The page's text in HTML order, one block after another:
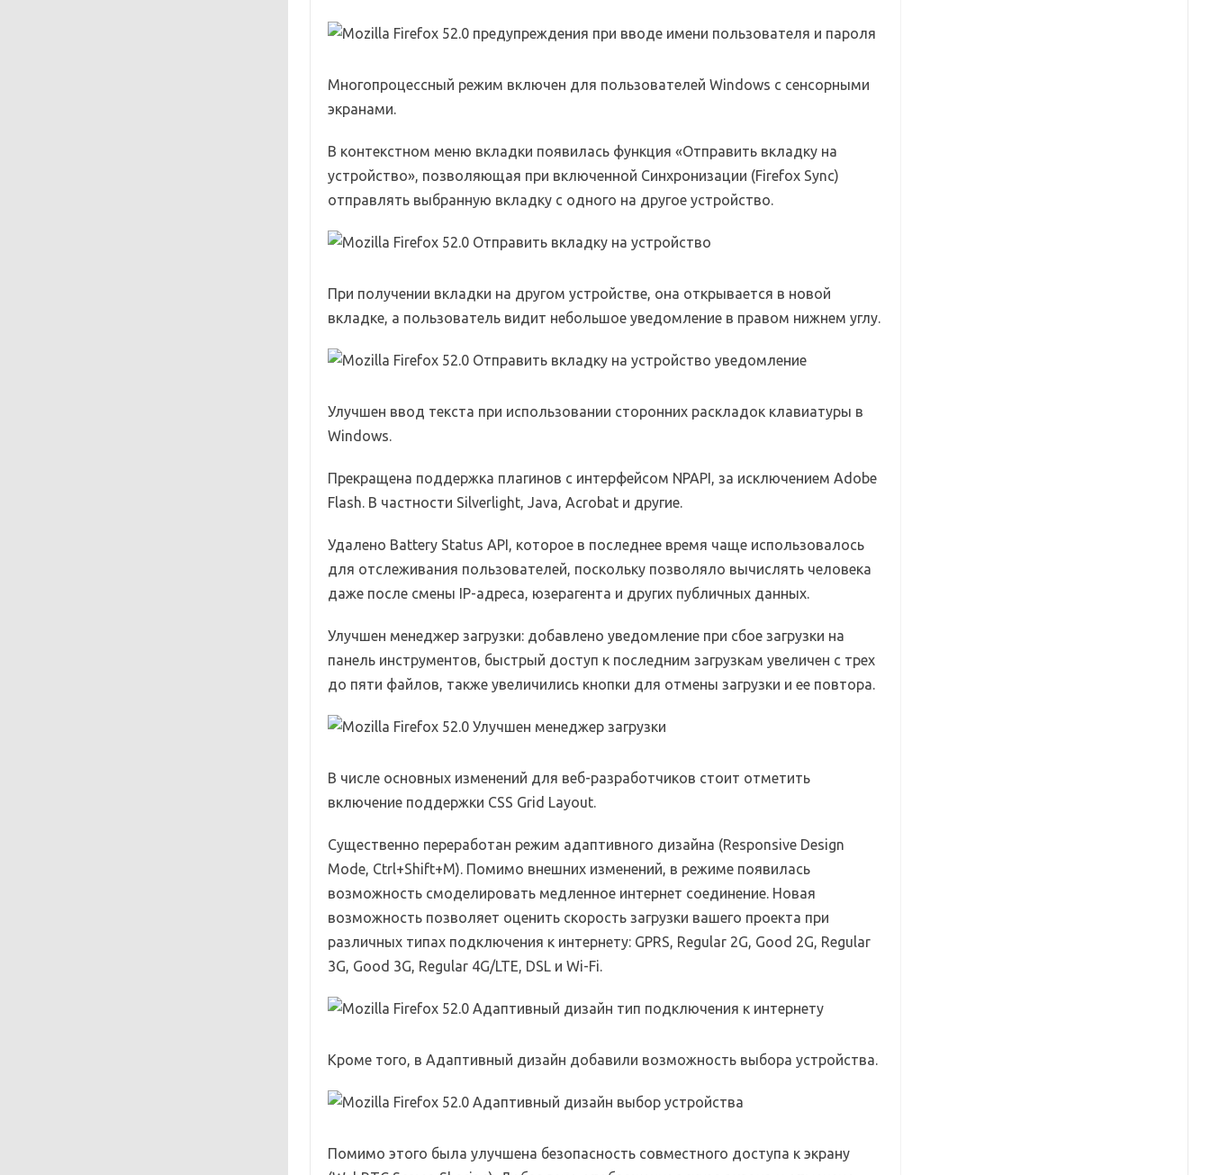
Многопроцессный режим включен для пользователей Windows с сенсорными
экранами.
В контекстном меню вкладки появилась функция «Отправить вкладку на
устройство», позволяющая при включенной Синхронизации (Firefox Sync)
отправлять выбранную вкладку с одного на другое устройство.
При получении вкладки на другом устройстве, она открывается в новой
вкладке, а пользователь видит небольшое уведомление в правом нижнем углу.
Улучшен ввод текста при использовании сторонних раскладок клавиатуры в
Windows.
Прекращена поддержка плагинов с интерфейсом NPAPI, за исключением Adobe
Flash. В частности Silverlight, Java, Acrobat и другие.
Удалено Battery Status API, которое в последнее время чаще использовалось
для отслеживания пользователей, поскольку позволяло вычислять человека
даже после смены IP-адреса, юзерагента и других публичных данных.
Улучшен менеджер загрузки: добавлено уведомление при сбое загрузки на
панель инструментов, быстрый доступ к последним загрузкам увеличен с трех
до пяти файлов, также увеличились кнопки для отмены загрузки и ее повтора.
В числе основных изменений для веб-разработчиков стоит отметить
включение поддержки CSS Grid Layout.
Существенно переработан режим адаптивного дизайна (Responsive Design
Mode, Ctrl+Shift+M). Помимо внешних изменений, в режиме появилась
возможность смоделировать медленное интернет соединение. Новая
возможность позволяет оценить скорость загрузки вашего проекта при
различных типах подключения к интернету: GPRS, Regular 2G, Good 2G, Regular
3G, Good 3G, Regular 4G/LTE, DSL и Wi-Fi.
Кроме того, в Адаптивный дизайн добавили возможность выбора устройства.
Помимо этого была улучшена безопасность совместного доступа к экрану